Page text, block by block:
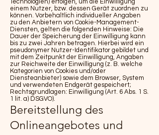
Technologien) erfolgen, um die Einwilligung
einem Nutzer, bzw. dessen Gerät zuordnen zu
können. Vorbehaltlich individueller Angaben
zu den Anbietern von Cookie-Management-
Diensten, gelten die folgenden Hinweise: Die
Dauer der Speicherung der Einwilligung kann
bis zu zwei Jahren betragen. Hierbei wird ein
pseudonymer Nutzer-Identifikator gebildet und
mit dem Zeitpunkt der Einwilligung, Angaben
zur Reichweite der Einwilligung (z. B. welche
Kategorien von Cookies und/oder
Diensteanbieter) sowie dem Browser, System
und verwendeten Endgerät gespeichert;
Rechtsgrundlagen: Einwilligung (Art. 6 Abs. 1 S.
1 lit. a) DSGVO).
Bereitstellung des
Onlineangebotes und